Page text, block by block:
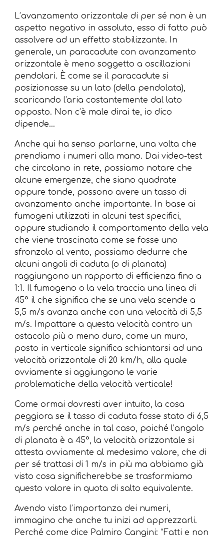
L’avanzamento orizzontale di per sé non è un
aspetto negativo in assoluto, esso di fatto può
assolvere ad un effetto stabilizzante. In
generale, un paracadute con avanzamento
orizzontale è meno soggetto a oscillazioni
pendolari. È come se il paracadute si
posizionasse su un lato (della pendolata),
scaricando l'aria costantemente dal lato
opposto. Non c’è male dirai te, io dico
dipende…
Anche qui ha senso parlarne, una volta che
prendiamo i numeri alla mano. Dai video-test
che circolano in rete, possiamo notare che
alcune emergenze, che siano quadrate
oppure tonde, possono avere un tasso di
avanzamento anche importante. In base ai
fumogeni utilizzati in alcuni test specifici,
oppure studiando il comportamento della vela
che viene trascinata come se fosse uno
sfronzolo al vento, possiamo dedurre che
alcuni angoli di caduta (o di planata)
raggiungono un rapporto di efficienza fino a
1:1. Il fumogeno o la vela traccia una linea di
45° il che significa che se una vela scende a
5,5 m/s avanza anche con una velocità di 5,5
m/s. Impattare a questa velocità contro un
ostacolo più o meno duro, come un muro,
posto in verticale significa schiantarsi ad una
velocità orizzontale di 20 km/h, alla quale
ovviamente si aggiungono le varie
problematiche della velocità verticale!
Come ormai dovresti aver intuito, la cosa
peggiora se il tasso di caduta fosse stato di 6,5
m/s perché anche in tal caso, poiché l’angolo
di planata è a 45°, la velocità orizzontale si
attesta ovviamente al medesimo valore, che di
per sé trattasi di 1 m/s in più ma abbiamo già
visto cosa significherebbe se trasformiamo
questo valore in quota di salto equivalente.
Avendo visto l’importanza dei numeri,
immagino che anche tu inizi ad apprezzarli.
Perché come dice Palmiro Cangini: “Fatti e non